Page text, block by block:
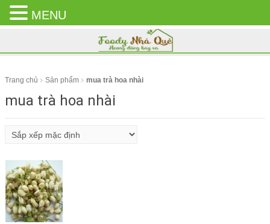
CLOSE
MENU
Trang chủ Sản phẩm mua trà hoa nhài
mua trà hoa nhài
MENU